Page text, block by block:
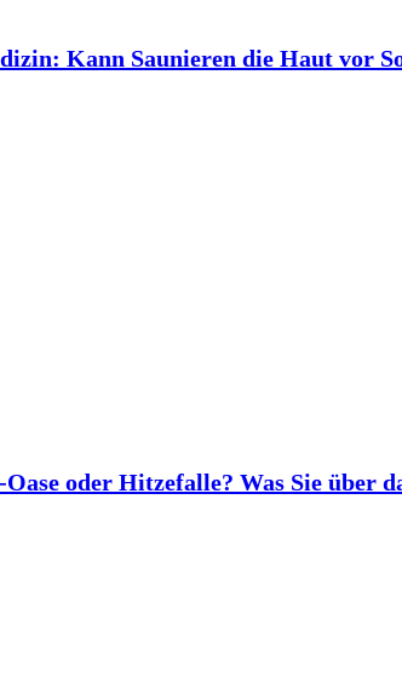
Kann Saunieren die Haut vor
Oase oder Hitzefalle? Was Sie über